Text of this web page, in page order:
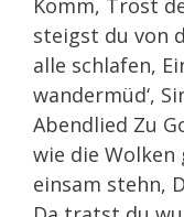
Komm, Trost
steigst du von
alle schlafen,
wandermüd‘,
Abendlied Zu
wie die Wolken
einsam stehn,